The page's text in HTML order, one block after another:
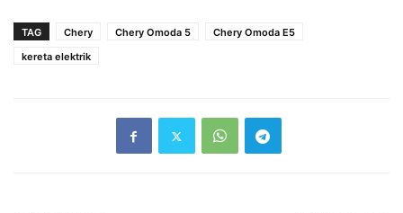
TAG Chery Chery Omoda 5
Chery Omoda E5
kereta elektrik